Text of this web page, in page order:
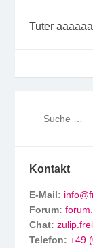
Tuter
Kontakt
E-Mail:
Forum:
Chat:
Telefon: +49